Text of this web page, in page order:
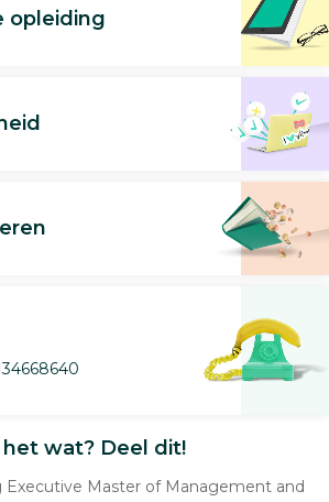
opleiding
het wat? Deel dit!
Executive Master of Management and